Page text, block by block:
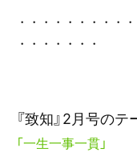
・・・・・・・・・
・・・・・・・
『致知』2月号のテ
「一生一事一貫」